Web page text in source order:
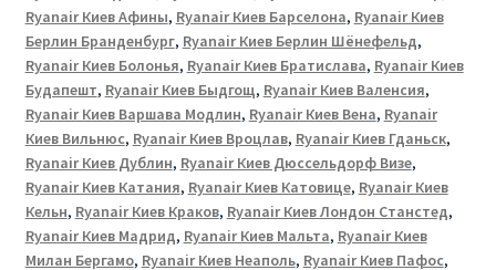
Ryanair Киев Афины, Ryanair Киев Барселона, Ryanair Киев
Берлин Бранденбург, Ryanair Киев Берлин Шёнефельд,
Ryanair Киев Болонья, Ryanair Киев Братислава, Ryanair Киев
Будапешт, Ryanair Киев Быдгощ, Ryanair Киев Валенсия,
Ryanair Киев Варшава Модлин, Ryanair Киев Вена, Ryanair
Киев Вильнюс, Ryanair Киев Вроцлав, Ryanair Киев Гданьск,
Ryanair Киев Дублин, Ryanair Киев Дюссельдорф Визе,
Ryanair Киев Катания, Ryanair Киев Катовице, Ryanair Киев
Кельн, Ryanair Киев Краков, Ryanair Киев Лондон Станстед,
Ryanair Киев Мадрид, Ryanair Киев Мальта, Ryanair Киев
Милан Бергамо, Ryanair Киев Неаполь, Ryanair Киев Пафос,